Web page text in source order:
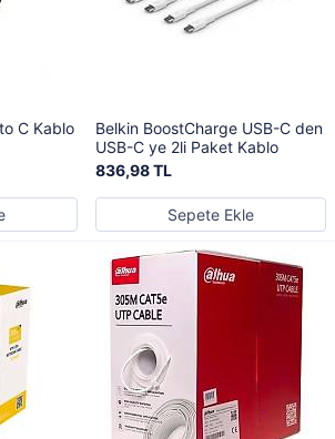
C Kablo
Belkin BoostCharge USB-C den
USB-C ye 2li Paket Kablo
836,98 TL
Sepete Ekle